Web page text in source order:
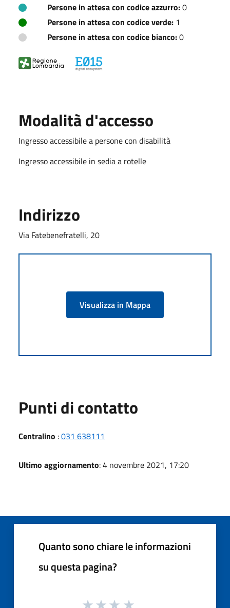
Persone in attesa con codice azzurro:0
Persone in attesa con codice verde: 1
Persone in attesa con codice bianco:0
Modalità d'accesso
Ingresso accessibile a persone con disabilità
Ingresso accessibile in sedia a rotelle
Indirizzo
Via Fatebenefratelli, 20
Visualizza in Mappa
Punti di contatto
Centralino :031 638111
Ultimo aggiornamento: 4 novembre 2021, 17:20
Quanto sono chiare le informazioni
su questa pagina?